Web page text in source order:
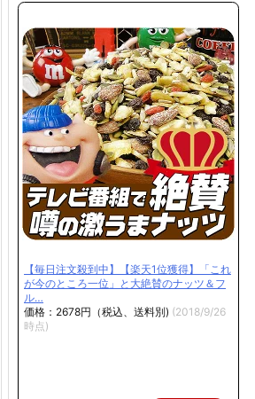
【毎日注文殺到中】【楽天1位獲得】「これ
が今のところ一位」と大絶賛のナッツ＆フ
ル…
価格：2678円（税込、送料別) (2018/9/26
時点)